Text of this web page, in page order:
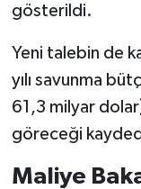
gösterildi.
Yeni talebin de
yılı savunma
61,3 milyar
göreceği
Maliye